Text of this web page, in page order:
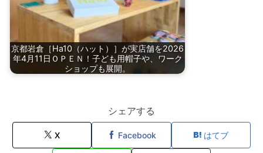
京都岩倉［Ha10（ハット）］が実店舗を2026
年4月11日ＯＰＥＮ！子ども用帽子や、ワーク
ショップも展開。
シェアする
X Facebook はてブ